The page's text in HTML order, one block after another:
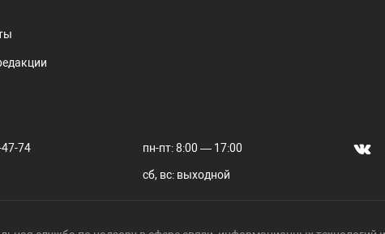
74 пн-пт: 8:00 — 17:00
сб, вс: выходной